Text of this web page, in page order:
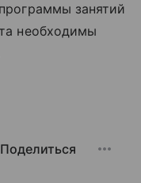
занятий
необходимы
Поделиться